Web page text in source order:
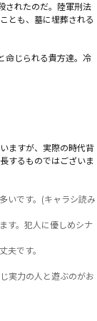
されたのだ。陸軍刑法
とも、墓に埋葬される
命じられる貴方達。冷
ますが、実際の時代背
するものではございま
いです。(キャラシ読み
す。犯人に優しめシナ
です。
実力の人と遊ぶのがお